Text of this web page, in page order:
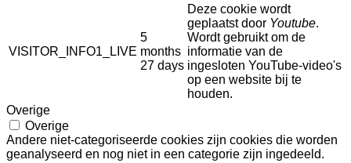
VISITOR_INFO1_LIVE
5
months
27 days
Deze cookie wordt
geplaatst door Youtube.
Wordt gebruikt om de
informatie van de
ingesloten YouTube-video's
op een website bij te
houden.
Overige
Overige
Andere niet-categoriseerde cookies zijn cookies die worden
geanalyseerd en nog niet in een categorie zijn ingedeeld.